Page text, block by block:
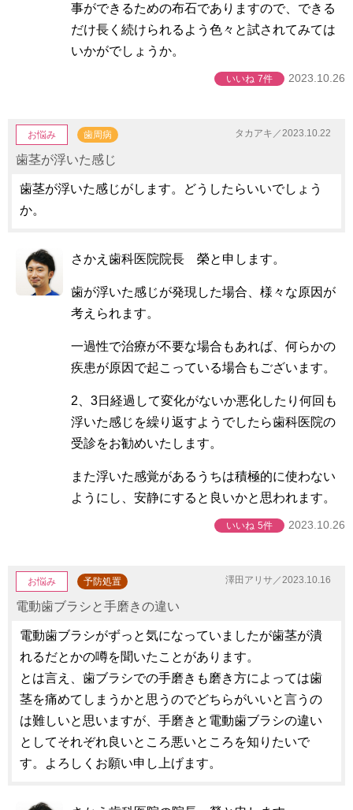
事ができるための布石でありますので、できる
だけ長く続けられるよう色々と試されてみては
いかがでしょうか。
いいね 7件 2023.10.26
タカアキ／2023.10.22
お悩み 歯周病
歯茎が浮いた感じ
歯茎が浮いた感じがします。どうしたらいいでしょう
か。
さかえ歯科医院院長 榮と申します。
歯が浮いた感じが発現した場合、様々な原因が
考えられます。
一過性で治療が不要な場合もあれば、何らかの
疾患が原因で起こっている場合もございます。
2、3日経過して変化がないか悪化したり何回も
浮いた感じを繰り返すようでしたら歯科医院の
受診をお勧めいたします。
また浮いた感覚があるうちは積極的に使わない
ようにし、安静にすると良いかと思われます。
いいね 5件 2023.10.26
澤田アリサ／2023.10.16
お悩み 予防処置
電動歯ブラシと手磨きの違い
電動歯ブラシがずっと気になっていましたが歯茎が潰
れるだとかの噂を聞いたことがあります。
とは言え、歯ブラシでの手磨きも磨き方によっては歯
茎を痛めてしまうかと思うのでどちらがいいと言うの
は難しいと思いますが、手磨きと電動歯ブラシの違い
としてそれぞれ良いところ悪いところを知りたいで
す。よろしくお願い申し上げます。